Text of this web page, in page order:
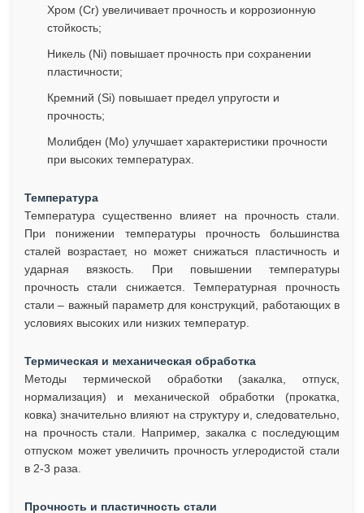
Хром (Cr) увеличивает прочность и коррозионную
стойкость;
Никель (Ni) повышает прочность при сохранении
пластичности;
Кремний (Si) повышает предел упругости и
прочность;
Молибден (Mo) улучшает характеристики прочности
при высоких температурах.
Температура
Температура существенно влияет на прочность стали.
При понижении температуры прочность большинства
сталей возрастает, но может снижаться пластичность и
ударная вязкость. При повышении температуры
прочность стали снижается. Температурная прочность
стали – важный параметр для конструкций, работающих в
условиях высоких или низких температур.
Термическая и механическая обработка
Методы термической обработки (закалка, отпуск,
нормализация) и механической обработки (прокатка,
ковка) значительно влияют на структуру и, следовательно,
на прочность стали. Например, закалка с последующим
отпуском может увеличить прочность углеродистой стали
в 2-3 раза.
Прочность и пластичность стали